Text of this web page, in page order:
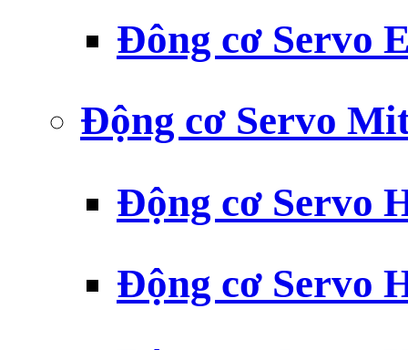
Đông cơ Servo
Động cơ Servo
Động cơ Servo
Động cơ Servo